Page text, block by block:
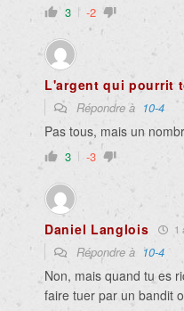
3 -2
L'argent qui pourrit
Répondre à 10-4
Pas tous, mais un
3 -3
Daniel Langlois 1
Répondre à 10-4
Non, mais quand tu es
faire tuer par un bandit